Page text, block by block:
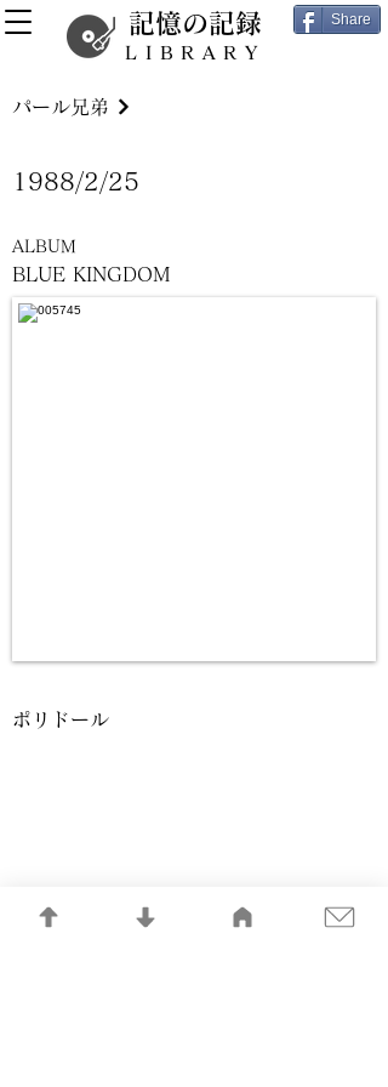
記憶の記録
LIBRARY
Share
BLUE KINGDOM
パール兄弟
1988/2/25
ALBUM
ポリドール